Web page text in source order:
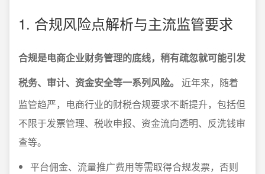
1. 合规风险点解析与主流监管要求
合规是电商企业财务管理的底线，稍有疏忽就可能引发
税务、审计、资金安全等一系列风险。
近年来，随着
监管趋严，电商行业的财税合规要求不断提升，包括但
不限于发票管理、税收申报、资金流向透明、反洗钱审
查等。
平台佣金、流量推广费用等需取得合规发票，否则